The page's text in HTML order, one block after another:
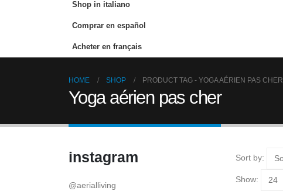
Shop in italiano
Comprar en español
Acheter en français
HOME SHOP PRODUCT TAG - YOGA AÉRIEN PAS CHER
Yoga aérien pas cher
Sort by:
Show:
instagram
@aerialliving